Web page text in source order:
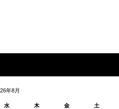
年8月
水 木 金 土